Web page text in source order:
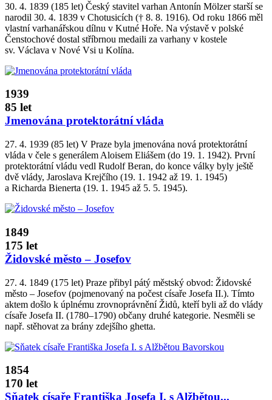
30. 4. 1839 (185 let) Český stavitel varhan Antonín Mölzer starší se
narodil 30. 4. 1839 v Chotusicích († 8. 8. 1916). Od roku 1866 měl
vlastní varhanářskou dílnu v Kutné Hoře. Na výstavě v polské
Čenstochové dostal stříbrnou medaili za varhany v kostele
sv. Václava v Nové Vsi u Kolína.
1939
85 let
Jmenována protektorátní vláda
27. 4. 1939 (85 let) V Praze byla jmenována nová protektorátní
vláda v čele s generálem Aloisem Eliášem (do 19. 1. 1942). První
protektorátní vládu vedl Rudolf Beran, do konce války byly ještě
dvě vlády, Jaroslava Krejčího (19. 1. 1942 až 19. 1. 1945)
a Richarda Bienerta (19. 1. 1945 až 5. 5. 1945).
1849
175 let
Židovské město – Josefov
27. 4. 1849 (175 let) Praze přibyl pátý městský obvod: Židovské
město – Josefov (pojmenovaný na počest císaře Josefa II.). Tímto
aktem došlo k úplnému zrovnoprávnění Židů, kteří byli až do vlády
císaře Josefa II. (1780–1790) občany druhé kategorie. Nesměli se
např. stěhovat za brány zdejšího ghetta.
1854
170 let
Sňatek císaře Františka Josefa I. s Alžbětou...